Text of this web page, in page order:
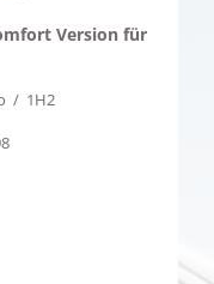
Version für
/ 1H2